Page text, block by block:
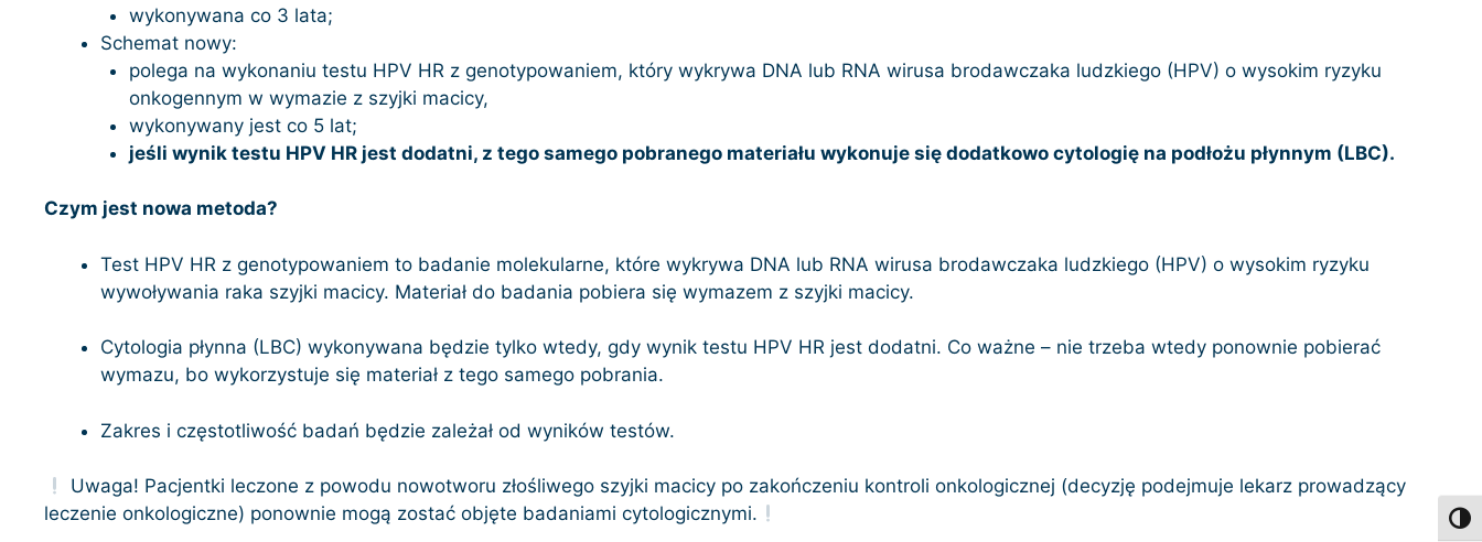
wykonywana co 3 lata;
Schemat nowy:
polega na wykonaniu testu HPV HR z genotypowaniem, który wykrywa DNA lub RNA wirusa brodawczaka ludzkiego (HPV) o wysokim ryzyku
onkogennym w wymazie z szyjki macicy,
wykonywany jest co 5 lat;
jeśli wynik testu HPV HR jest dodatni, z tego samego pobranego materiału wykonuje się dodatkowo cytologię na podłożu płynnym (LBC).
Czym jest nowa metoda?
Test HPV HR z genotypowaniem to badanie molekularne, które wykrywa DNA lub RNA wirusa brodawczaka ludzkiego (HPV) o wysokim ryzyku
wywoływania raka szyjki macicy. Materiał do badania pobiera się wymazem z szyjki macicy.
Cytologia płynna (LBC) wykonywana będzie tylko wtedy, gdy wynik testu HPV HR jest dodatni. Co ważne – nie trzeba wtedy ponownie pobierać
wymazu, bo wykorzystuje się materiał z tego samego pobrania.
Zakres i częstotliwość badań będzie zależał od wyników testów.
Uwaga! Pacjentki leczone z powodu nowotworu złośliwego szyjki macicy po zakończeniu kontroli onkologicznej (decyzję podejmuje lekarz prowadzący
leczenie onkologiczne) ponownie mogą zostać objęte badaniami cytologicznymi.